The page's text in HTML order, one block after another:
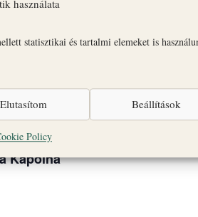
használata
statisztikai és tartalmi elemeket is
Elutasítom Beállítások
Policy
legfontosabb
és az Érseki Palotát.
Kápolna